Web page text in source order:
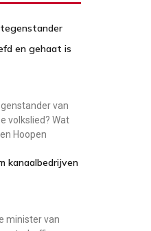
en gehaat is
van
volkslied? Wat
Hoopen
kanaalbedrijven
minister van